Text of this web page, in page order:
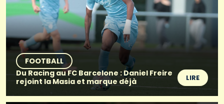
FOOTBALL
Du Racing au FC Barcelone : Daniel Freire
rejoint la Masia et marque déjà
LIRE